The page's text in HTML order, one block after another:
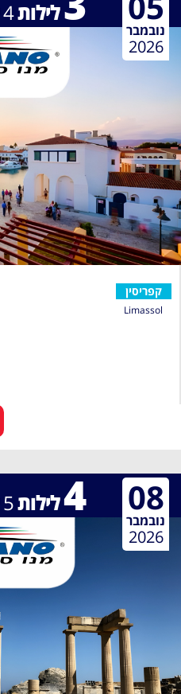
לילות4
נובמבר
2026
קפריסין
Limassol
4לילות5 08
נובמבר
2026